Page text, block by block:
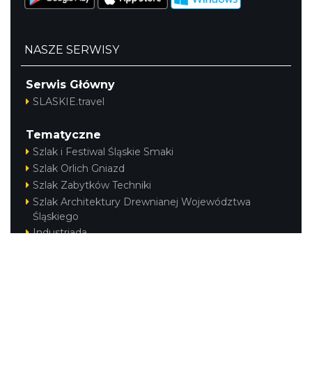
NASZE SERWISY
Serwis Główny
SLASKIE.travel
Tematyczne
Szlak i Festiwal Śląskie Smaki
Szlak Orlich Gniazd
Szlak Zabytków Techniki
Szlak Architektury Drewnianej Województwa
Śląskiego
Industriada